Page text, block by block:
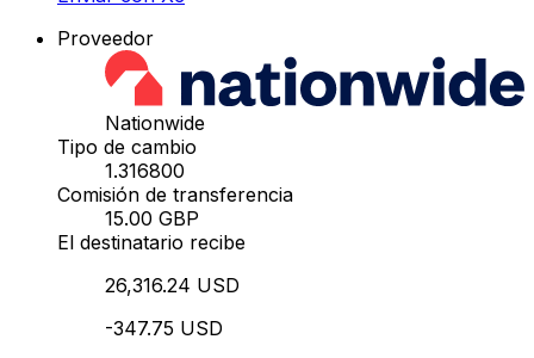
Proveedor
Nationwide
Tipo de cambio
1.316800
Comisión de transferencia
15.00 GBP
El destinatario recibe
26,316.24 USD
-347.75 USD